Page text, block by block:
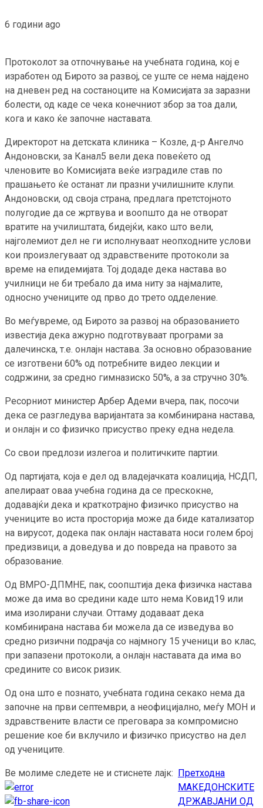
6 години ago
Протоколот за отпочнување на учебната година, кој е
изработен од Бирото за развој, се уште се нема најдено
на дневен ред на состаноците на Комисијата за заразни
болести, од каде се чека конечниот збор за тоа дали,
кога и како ќе започне наставата.
Директорот на детската клиника – Козле, д-р Ангелчо
Андоновски, за Канал5 вели дека повеќето од
членовите во Комисијата веќе изградиле став по
прашањето ќе останат ли празни училишните клупи.
Андоновски, од своја страна, предлага претстојното
полугодие да се жртвува и воопшто да не отворат
вратите на училиштата, бидејќи, како што вели,
најголемиот дел не ги исполнуваат неопходните услови
кои произлегуваат од здравствените протоколи за
време на епидемијата. Тој додаде дека настава во
училници не би требало да има ниту за најмалите,
односно учениците од прво до трето одделение.
Во меѓувреме, од Бирото за развој на образованието
известија дека ажурно подготвуваат програми за
далечинска, т.е. онлајн настава. За основно образование
се изготвени 60% од потребните видео лекции и
содржини, за средно гимназиско 50%, а за стручно 30%.
Ресорниот министер Арбер Адеми вчера, пак, посочи
дека се разгледува варијантата за комбинирана настава,
и онлајн и со физичко присуство преку една недела.
Со свои предлози излегоа и политичките партии.
Од партијата, која е дел од владејачката коалиција, НСДП,
апелираат оваа учебна година да се прескокне,
додавајќи дека и краткотрајно физичко присуство на
учениците во иста просторија може да биде катализатор
на вирусот, додека пак онлајн наставата носи голем број
предизвици, а доведува и до повреда на правото за
образование.
Од ВМРО-ДПМНЕ, пак, соопштија дека физичка настава
може да има во средини каде што нема Ковид19 или
има изолирани случаи. Оттаму додаваат дека
комбинирана настава би можела да се изведува во
средно ризични подрачја со најмногу 15 ученици во клас,
при запазени протоколи, а онлајн наставата да има во
средините со висок ризик.
Од она што е познато, учебната година секако нема да
започне на први септември, а неофицијално, меѓу МОН и
здравствените власти се преговара за компромисно
решение кое би вклучило и физичко присуство на дел
од учениците.
Ве молиме следете не и стиснете лајк:
Continue
Reading
Претходна
МАКЕДОНСКИТЕ
ДРЖАВЈАНИ ОД